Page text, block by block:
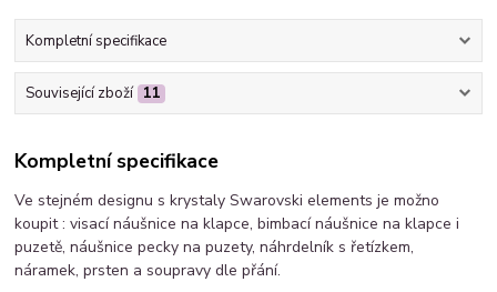
Kompletní specifikace
Související zboží 11
Kompletní specifikace
Ve stejném designu s krystaly Swarovski elements je možno
koupit : visací náušnice na klapce, bimbací náušnice na klapce i
puzetě, náušnice pecky na puzety, náhrdelník s řetízkem,
náramek, prsten a soupravy dle přání.